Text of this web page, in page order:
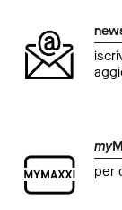
my
per